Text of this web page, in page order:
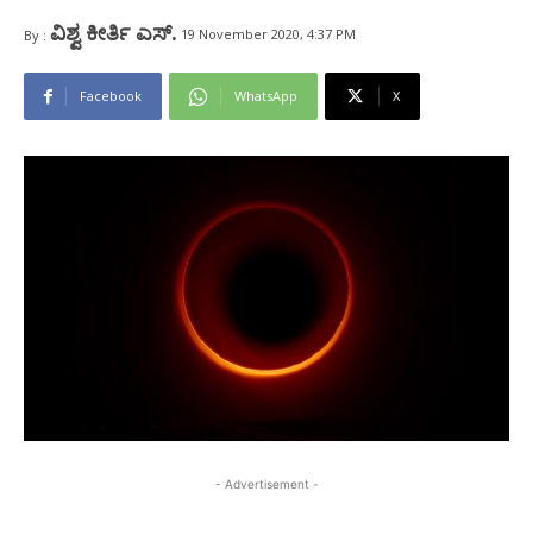
By : ವಿಶ್ವ ಕೀರ್ತಿ ಎಸ್. 19 November 2020, 4:37 PM
Facebook WhatsApp X
- Advertisement -